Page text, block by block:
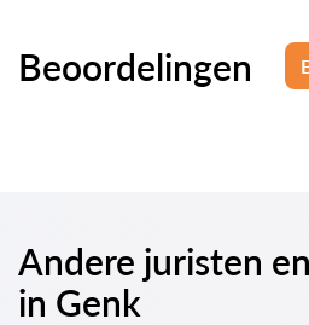
Beoordelingen
Andere juristen
in Genk